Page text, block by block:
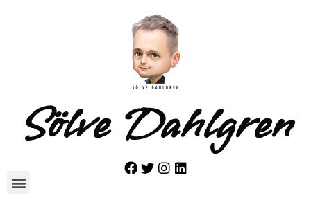
Sölve Dahlgren